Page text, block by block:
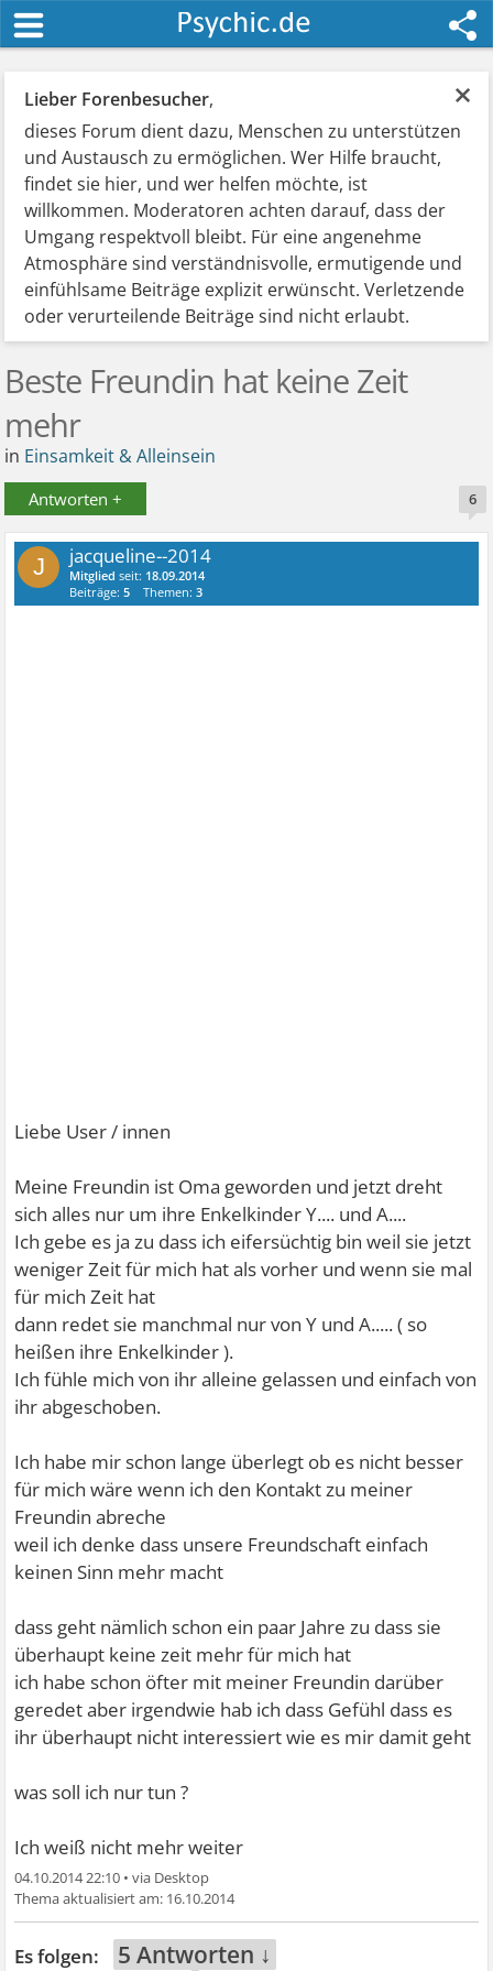
×
Lieber Forenbesucher,
dieses Forum dient dazu, Menschen zu unterstützen
und Austausch zu ermöglichen. Wer Hilfe braucht,
findet sie hier, und wer helfen möchte, ist
willkommen. Moderatoren achten darauf, dass der
Umgang respektvoll bleibt. Für eine angenehme
Atmosphäre sind verständnisvolle, ermutigende und
einfühlsame Beiträge explizit erwünscht. Verletzende
oder verurteilende Beiträge sind nicht erlaubt.
Beste Freundin hat keine Zeit
mehr
in Einsamkeit & Alleinsein
Antworten + 6
J jacqueline--2014
Mitglied seit: 18.09.2014
Beiträge:5 Themen:3
Liebe User / innen
Meine Freundin ist Oma geworden und jetzt dreht
sich alles nur um ihre Enkelkinder Y.... und A....
Ich gebe es ja zu dass ich eifersüchtig bin weil sie jetzt
weniger Zeit für mich hat als vorher und wenn sie mal
für mich Zeit hat
dann redet sie manchmal nur von Y und A..... ( so
heißen ihre Enkelkinder ).
Ich fühle mich von ihr alleine gelassen und einfach von
ihr abgeschoben.
Ich habe mir schon lange überlegt ob es nicht besser
für mich wäre wenn ich den Kontakt zu meiner
Freundin abreche
weil ich denke dass unsere Freundschaft einfach
keinen Sinn mehr macht
dass geht nämlich schon ein paar Jahre zu dass sie
überhaupt keine zeit mehr für mich hat
ich habe schon öfter mit meiner Freundin darüber
geredet aber irgendwie hab ich dass Gefühl dass es
ihr überhaupt nicht interessiert wie es mir damit geht
was soll ich nur tun ?
Ich weiß nicht mehr weiter
04.10.2014 22:10 •
16.10.2014
5 Antworten ↓